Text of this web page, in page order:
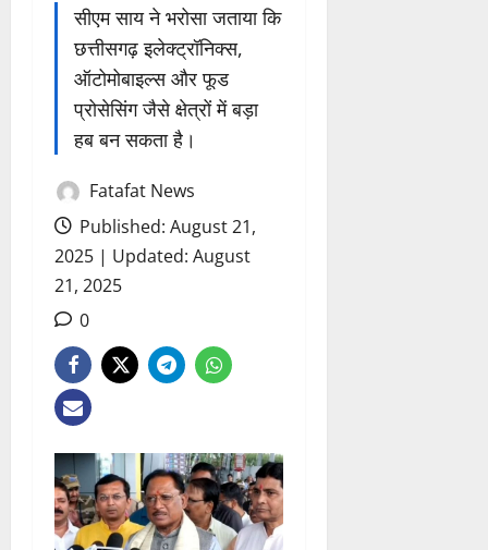
सीएम साय ने भरोसा जताया कि
छत्तीसगढ़ इलेक्ट्रॉनिक्स,
ऑटोमोबाइल्स और फूड
प्रोसेसिंग जैसे क्षेत्रों में बड़ा
हब बन सकता है।
Fatafat News
Published: August 21,
2025 | Updated: August
21, 2025
0